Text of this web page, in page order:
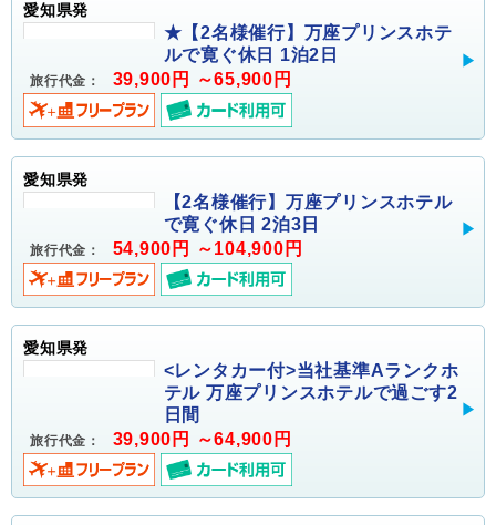
愛知県発
★【2名様催行】万座プリンスホテ
ルで寛ぐ休日 1泊2日
旅行代金： 39,900円 ～65,900円
愛知県発
【2名様催行】万座プリンスホテル
で寛ぐ休日 2泊3日
旅行代金： 54,900円 ～104,900円
愛知県発
<レンタカー付>当社基準Aランクホ
テル 万座プリンスホテルで過ごす2
日間
旅行代金： 39,900円 ～64,900円